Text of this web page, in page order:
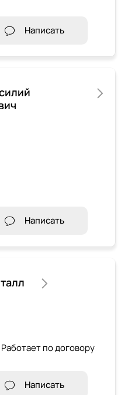
Написать
Написать
Работает по договору
Написать